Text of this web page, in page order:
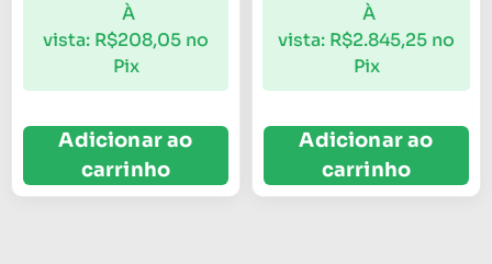
À
vista: R$208,05 no
Pix
Adicionar ao
carrinho
À
vista: R$2.845,25 no
Pix
Adicionar ao
carrinho